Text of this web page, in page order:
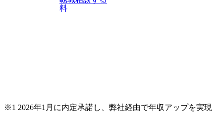
料
※1 2026年1月に内定承諾し、弊社経由で年収アップを実現